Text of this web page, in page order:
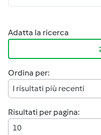
Adatta la ricerca
Ordina per:
I risultati più recenti
Risultati per pagina:
10